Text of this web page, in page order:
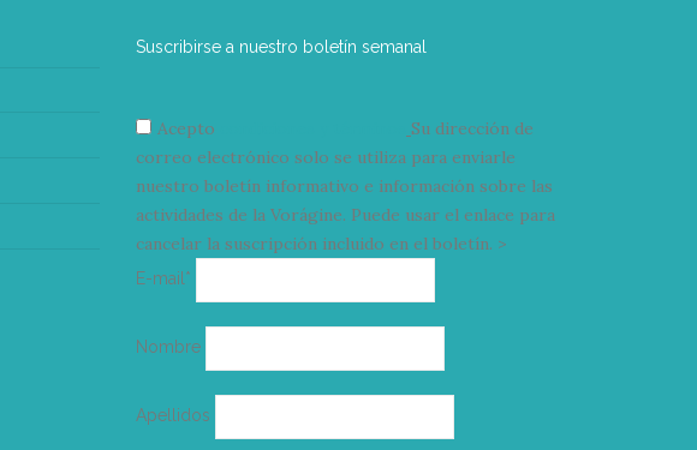
Suscribirse a nuestro boletín semanal
Acepto
Su dirección de
correo electrónico solo se utiliza para enviarle
nuestro boletín informativo e información sobre las
actividades de la Vorágine. Puede usar el enlace para
cancelar la suscripción incluido en el boletín. >
E-mail*
electrónico
Nombre
Apellidos